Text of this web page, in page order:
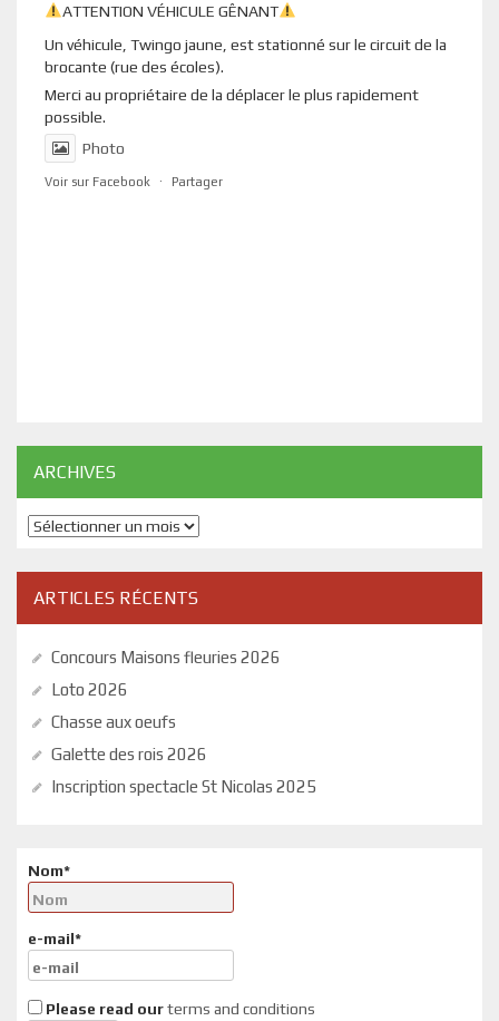
ATTENTION VÉHICULE GÊNANT
Un véhicule, Twingo jaune, est stationné sur le circuit de la
brocante (rue des écoles).
Merci au propriétaire de la déplacer le plus rapidement
possible.
Photo
Voir sur Facebook · Partager
ARCHIVES
Archives
ARTICLES RÉCENTS
Concours Maisons fleuries 2026
Loto 2026
Chasse aux oeufs
Galette des rois 2026
Inscription spectacle St Nicolas 2025
Nom*
e-mail*
Please read ourterms and conditions